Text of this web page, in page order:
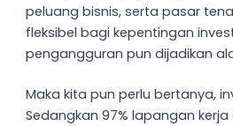
peluang bisnis, serta pasar
fleksibel bagi kepentingan
pengangguran pun dijadikan
Maka kita pun perlu bertanya,
Sedangkan 97% lapangan